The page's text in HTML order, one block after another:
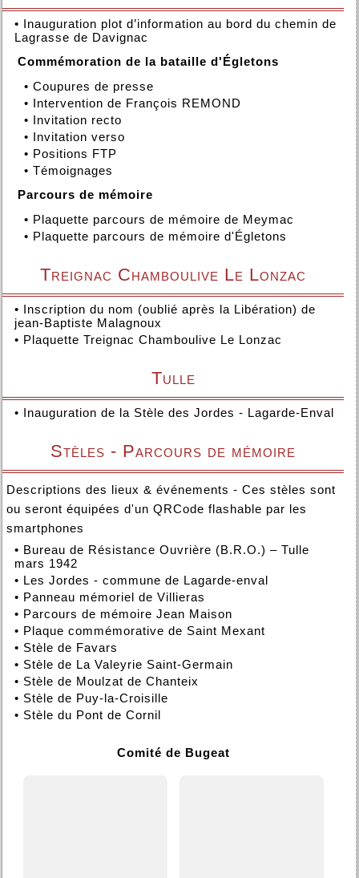
• Inauguration plot d’information au bord du chemin de
Lagrasse de Davignac
Commémoration de la bataille d'Égletons
• Coupures de presse
• Intervention de François REMOND
• Invitation recto
• Invitation verso
• Positions FTP
• Témoignages
Parcours de mémoire
• Plaquette parcours de mémoire de Meymac
• Plaquette parcours de mémoire d'Égletons
Treignac Chamboulive Le Lonzac
• Inscription du nom (oublié après la Libération) de
jean-Baptiste Malagnoux
• Plaquette Treignac Chamboulive Le Lonzac
Tulle
• Inauguration de la Stèle des Jordes - Lagarde-Enval
Stèles - Parcours de mémoire
Descriptions des lieux & événements - Ces stèles sont
ou seront équipées d'un QRCode flashable par les
smartphones
• Bureau de Résistance Ouvrière (B.R.O.) – Tulle
mars 1942
• Les Jordes - commune de Lagarde-enval
• Panneau mémoriel de Villieras
• Parcours de mémoire Jean Maison
• Plaque commémorative de Saint Mexant
• Stèle de Favars
• Stèle de La Valeyrie Saint-Germain
• Stèle de Moulzat de Chanteix
• Stèle de Puy-la-Croisille
• Stèle du Pont de Cornil
Comité de Bugeat